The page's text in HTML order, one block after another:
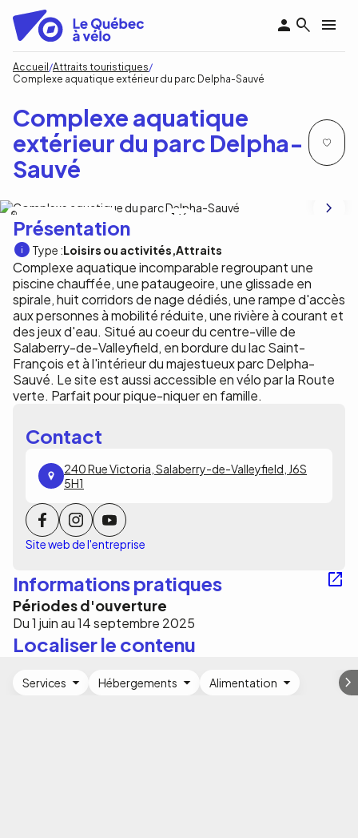
contenu
principal
Fil
Accueil Attraits touristiques
Complexe aquatique extérieur du parc Delpha-Sauvé
Complexe aquatique
extérieur du parc Delpha-
Sauvé
1 /6
Présentation
Type :Loisirs ou activités Attraits
Complexe aquatique incomparable regroupant une
piscine chauffée, une pataugeoire, une glissade en
spirale, huit corridors de nage dédiés, une rampe d'accès
aux personnes à mobilité réduite, une rivière à courant et
des jeux d'eau. Situé au coeur du centre-ville de
Salaberry-de-Valleyfield, en bordure du lac Saint-
François et à l'intérieur du majestueux parc Delpha-
Sauvé. Le site est aussi accessible en vélo par la Route
verte. Parfait pour pique-niquer en famille.
Contact
240 Rue Victoria, Salaberry-de-Valleyfield, J6S
5H1
Site web de l'entreprise
Informations pratiques
Périodes d'ouverture
Du 1 juin au 14 septembre 2025
Localiser le contenu
Services Hébergements Alimentation